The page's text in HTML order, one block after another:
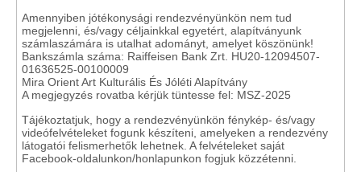
Amennyiben jótékonysági rendezvényünkön nem tud
megjelenni, és/vagy céljainkkal egyetért, alapítványunk
számlaszámára is utalhat adományt, amelyet köszönünk!
Bankszámla száma: Raiffeisen Bank Zrt. HU20-12094507-
01636525-00100009
Mira Orient Art Kulturális És Jóléti Alapítvány
A megjegyzés rovatba kérjük tüntesse fel: MSZ-2025
Tájékoztatjuk, hogy a rendezvényünkön fénykép- és/vagy
videófelvételeket fogunk készíteni, amelyeken a rendezvény
látogatói felismerhetők lehetnek. A felvételeket saját
Facebook-oldalunkon/honlapunkon fogjuk közzétenni.